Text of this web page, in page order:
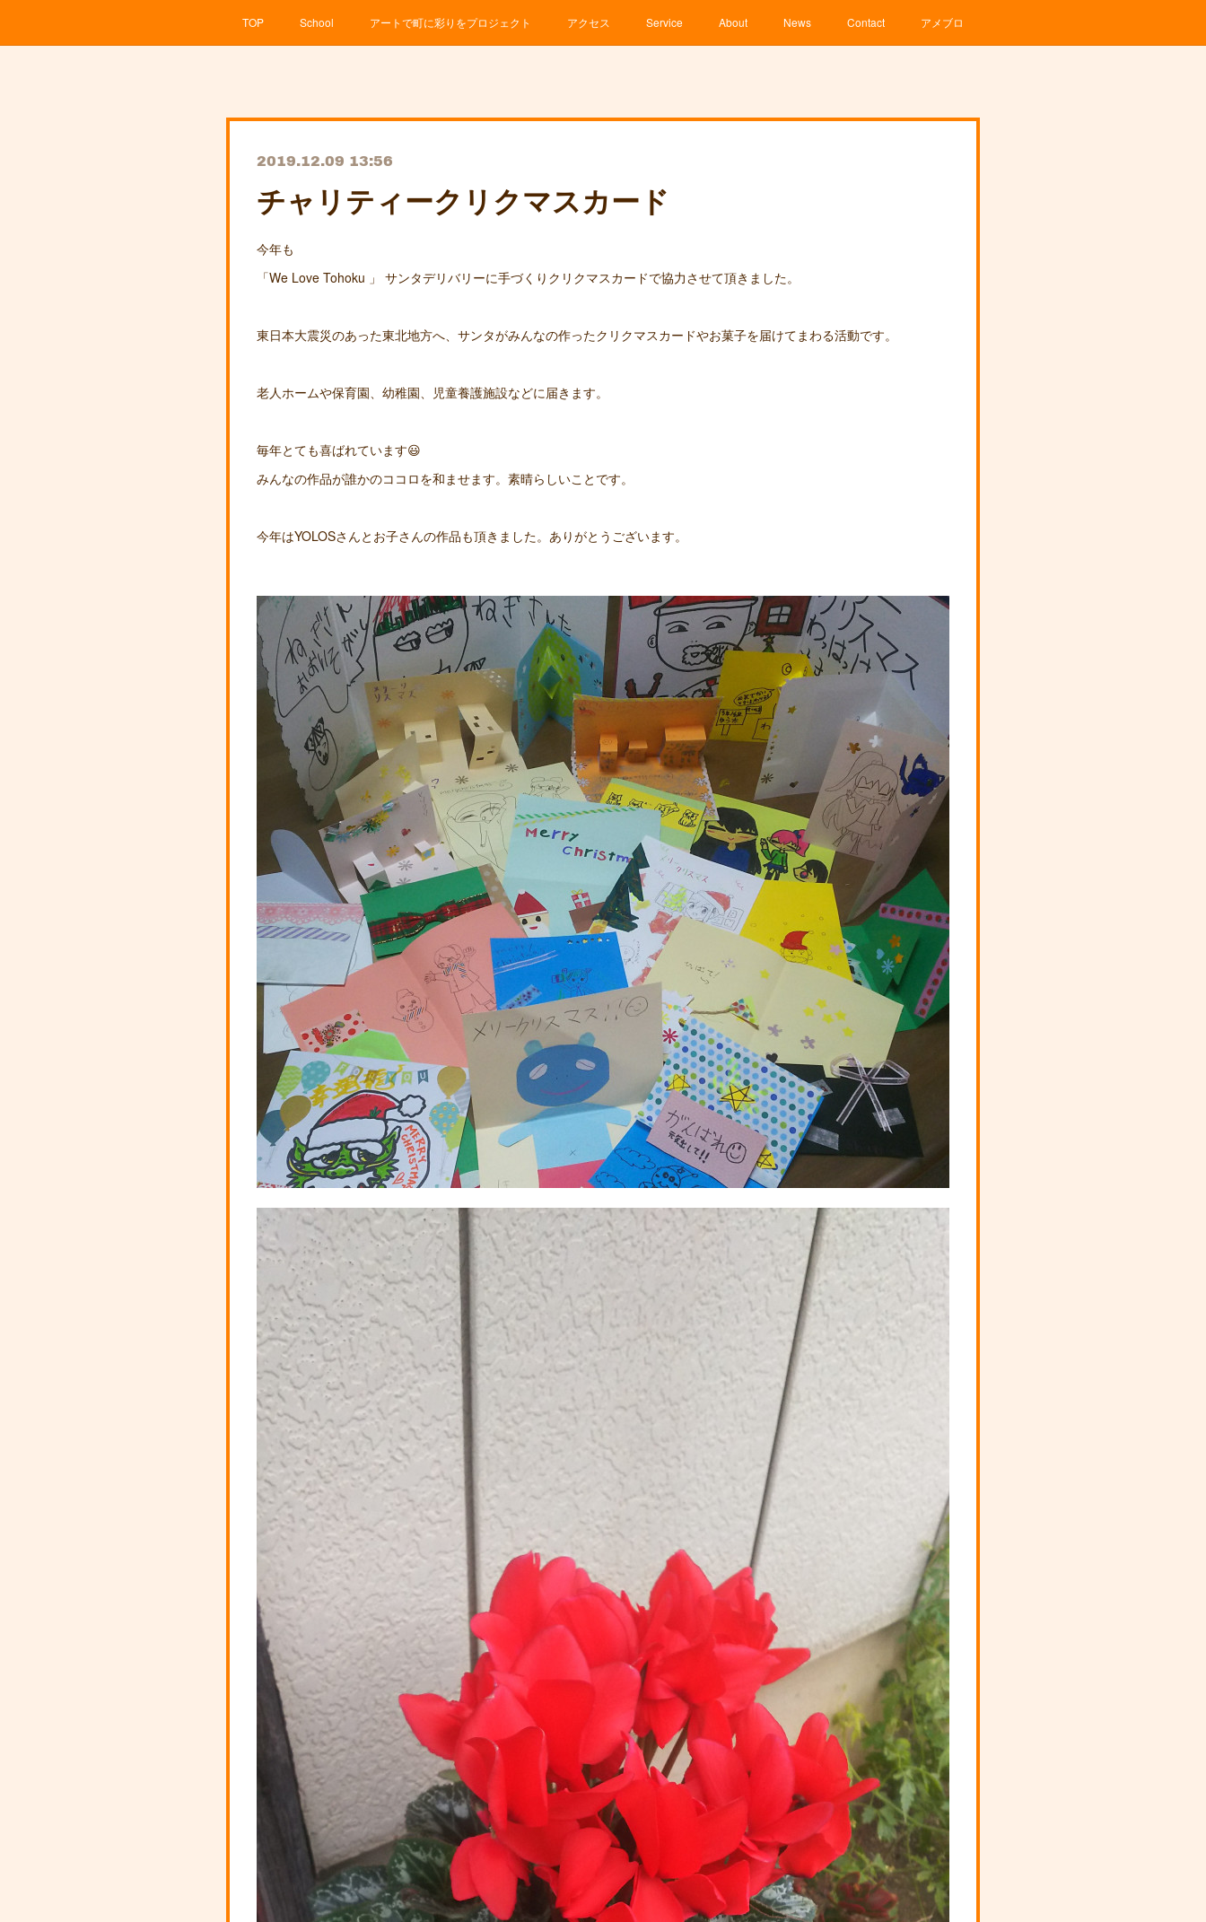
TOP School アートで町に彩りをプロジェクト アクセス Service About News Contact アメブロ
2019.12.09 13:56
チャリティークリクマスカード
今年も
「We Love Tohoku 」 サンタデリバリーに手づくりクリクマスカードで協力させて頂きました。
東日本大震災のあった東北地方へ、サンタがみんなの作ったクリクマスカードやお菓子を届けてまわる活動です。
老人ホームや保育園、幼稚園、児童養護施設などに届きます。
毎年とても喜ばれています😃
みんなの作品が誰かのココロを和ませます。素晴らしいことです。
今年はYOLOSさんとお子さんの作品も頂きました。ありがとうございます。